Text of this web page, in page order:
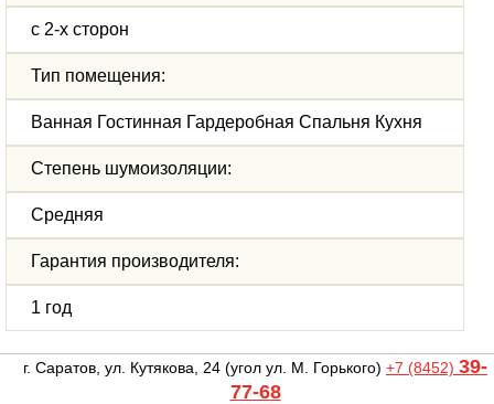
с 2-х сторон
Тип помещения:
Ванная Гостинная Гардеробная Спальня Кухня
Степень шумоизоляции:
Средняя
Гарантия производителя:
1 год
г. Саратов, ул. Кутякова, 24 (угол ул. М. Горького) +7 (8452) 39-
77-68